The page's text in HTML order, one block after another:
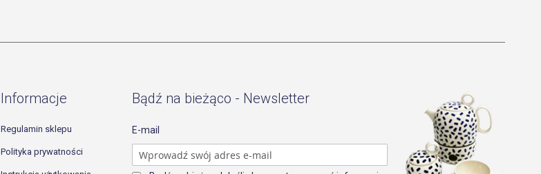
Informacje
Regulamin sklepu
Polityka prywatności
Bądź na bieżąco - Newsletter
E-mail